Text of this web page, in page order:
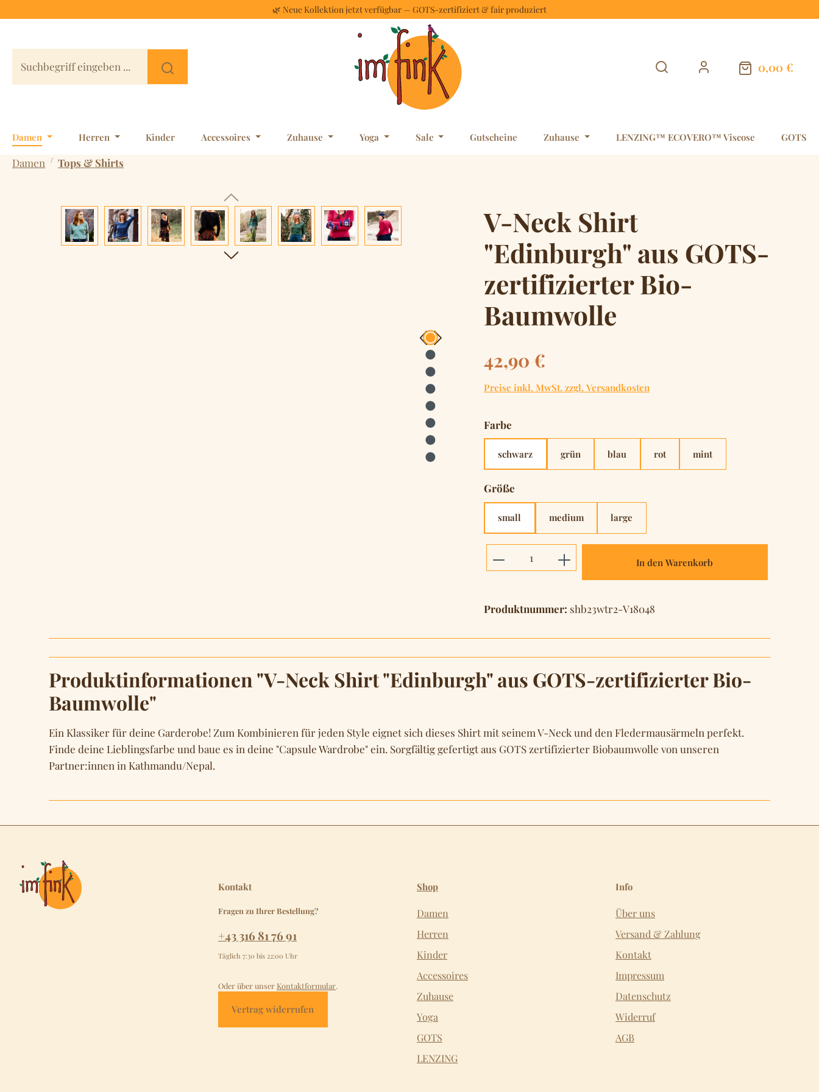
🌿 Neue Kollektion jetzt verfügbar — GOTS-zertifiziert & fair produziert
0,00 €
Warenkorb
Damen Herren Kinder Accessoires Zuhause Yoga Sale Gutscheine Zuhause LENZING™ ECOVERO™ Viscose GOTS
Damen / Tops & Shirts
Bildergalerie überspringen
V-Neck Shirt
"Edinburgh" aus GOTS-
zertifizierter Bio-
Baumwolle
Regulärer Preis:
42,90 €
Preise inkl. MwSt. zzgl. Versandkosten
Farbe
schwarz grün blau rot mint
Größe
small medium large
Produkt Anzahl: Gib den gewünschten Wert
In den Warenkorb
Produktnummer: shb23wtr2-V18048
Produktinformationen "V-Neck Shirt "Edinburgh" aus GOTS-zertifizierter Bio-
Baumwolle"
Ein Klassiker für deine Garderobe! Zum Kombinieren für jeden Style eignet sich dieses Shirt mit seinem V-Neck und den Fledermausärmeln perfekt.
Finde deine Lieblingsfarbe und baue es in deine "Capsule Wardrobe" ein. Sorgfältig gefertigt aus GOTS zertifizierter Biobaumwolle von unseren
Partner:innen in Kathmandu/Nepal.
Kontakt
Fragen zu Ihrer Bestellung?
+43 316 81 76 91
Täglich 7:30 bis 22:00 Uhr
Oder über unser Kontaktformular.
Vertrag widerrufen
Shop
Damen
Herren
Kinder
Accessoires
Zuhause
Yoga
GOTS
LENZING
Info
Über uns
Versand & Zahlung
Kontakt
Impressum
Datenschutz
Widerruf
AGB